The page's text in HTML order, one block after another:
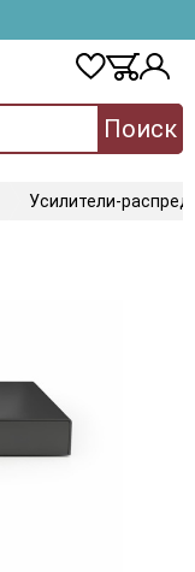
Поиск
Усилители-